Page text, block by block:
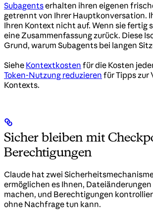
Subagentserhalten ihren eigenen
getrennt von Ihrer Hauptkonversation.
Ihren Kontext nicht auf. Wenn sie fertig
eine Zusammenfassung zurück. Diese
Grund, warum Subagents bei langen
Siehe Kontextkosten für die Kosten
Token-Nutzung reduzieren für Tipps zur
Kontexts.
Sicher bleiben mit
Berechtigungen
Claude hat zwei
ermöglichen es Ihnen,
machen, und Berechtigungen
ohne Nachfrage tun kann.